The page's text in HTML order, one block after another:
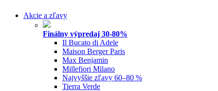
Akcie a zľavy
Finálny výpredaj 30-80%
Il Bucato di Adele
Maison Berger Paris
Max Benjamin
Millefiori Milano
Najvyššie zľavy 60–80 %
Tierra Verde